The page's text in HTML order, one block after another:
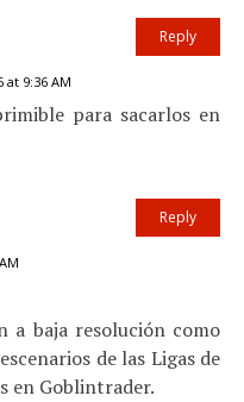
9:36 AM
para sacarlos en
Reply
a baja resolución como
de las Ligas de
en Goblintrader.
Reply